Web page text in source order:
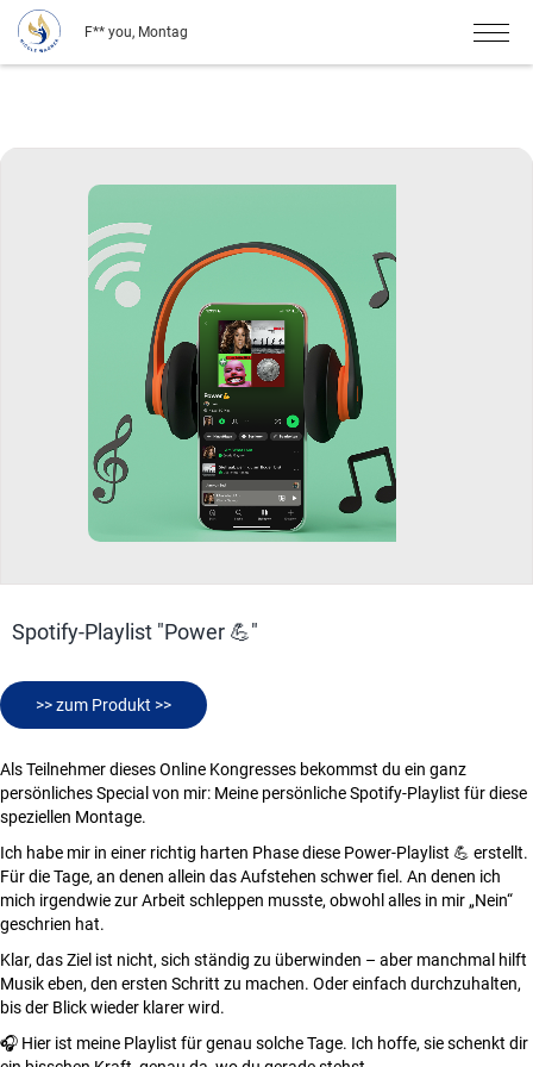
F** you, Montag
Spotify-Playlist "Power 💪"
>> zum Produkt >>
Als Teilnehmer dieses Online Kongresses bekommst du ein ganz
persönliches Special von mir: Meine persönliche Spotify-Playlist für diese
speziellen Montage.
Ich habe mir in einer richtig harten Phase diese Power-Playlist 💪 erstellt.
Für die Tage, an denen allein das Aufstehen schwer fiel. An denen ich
mich irgendwie zur Arbeit schleppen musste, obwohl alles in mir „Nein“
geschrien hat.
Klar, das Ziel ist nicht, sich ständig zu überwinden – aber manchmal hilft
Musik eben, den ersten Schritt zu machen. Oder einfach durchzuhalten,
bis der Blick wieder klarer wird.
🎧 Hier ist meine Playlist für genau solche Tage. Ich hoffe, sie schenkt dir